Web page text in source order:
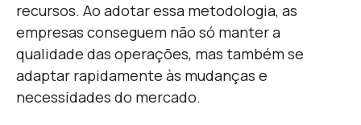
recursos. Ao adotar essa metodologia, as
empresas conseguem não só manter a
qualidade das operações, mas também se
adaptar rapidamente às mudanças e
necessidades do mercado.